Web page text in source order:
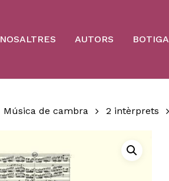
NOSALTRES AUTORS BOTIGA
Música de cambra 2 intèrprets